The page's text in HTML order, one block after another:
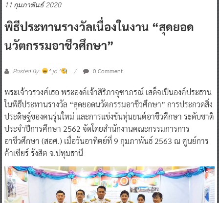
11 กุมภาพันธ์ 2020
พิธีประทานรางวัลเนื่องในงาน “สุดยอด
นวัตกรรมอาชีวศึกษา”
Posted By: ^ jo ^ 0 Comment
พระเจ้าวรวงศ์เธอ พระองค์เจ้าสิริภาจุฑาภรณ์ เสด็จเป็นองค์ประธาน
ในพิธีประทานรางวัล “สุดยอดนวัตกรรมอาชีวศึกษา” การประกวดสิ่ง
ประดิษฐ์ของคนรุ่นใหม่ และการแข่งขันหุ่นยนต์อาชีวศึกษา ระดับชาติ
ประจำปีการศึกษา 2562 จัดโดยสำนักงานคณะกรรมการการ
อาชีวศึกษา (สอศ.) เมื่อวันอาทิตย์ที่ 9 กุมภาพันธ์ 2563 ณ ศูนย์การ
ค้าเซียร์ รังสิต จ.ปทุมธานี